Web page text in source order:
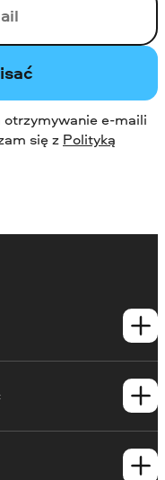
otrzymywanie e-maili
się z Polityką